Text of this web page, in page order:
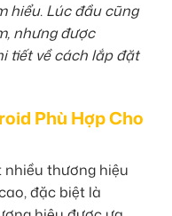
hiểu. Lúc đầu cũng
nhưng được
tiết về cách lắp đặt
Phù Hợp Cho
nhiều thương hiệu
đặc biệt là